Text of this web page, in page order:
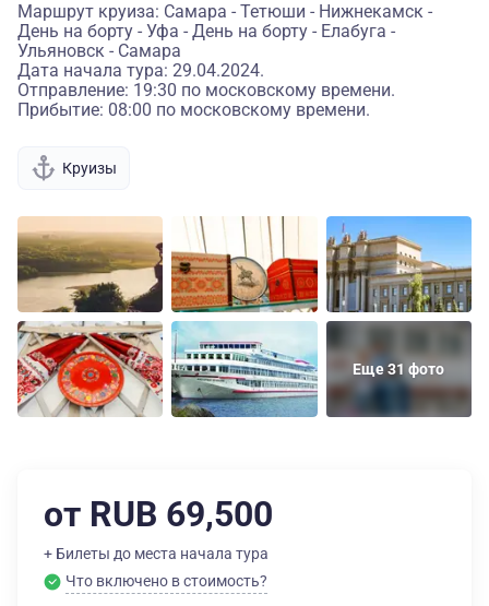
Маршрут круиза: Самара - Тетюши - Нижнекамск -
День на борту - Уфа - День на борту - Елабуга -
Ульяновск - Самара
Дата начала тура: 29.04.2024.
Отправление: 19:30 по московскому времени.
Прибытие: 08:00 по московскому времени.
Круизы
Еще 31 фото
от RUB 69,500
+ Билеты до места начала тура
Что включено в стоимость?